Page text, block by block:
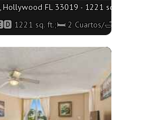
Hollywood FL 33019 - 1221 sq. ft.;🛏 2
sq. ft.;🛏 2 Cuartos/🛁2 Baños